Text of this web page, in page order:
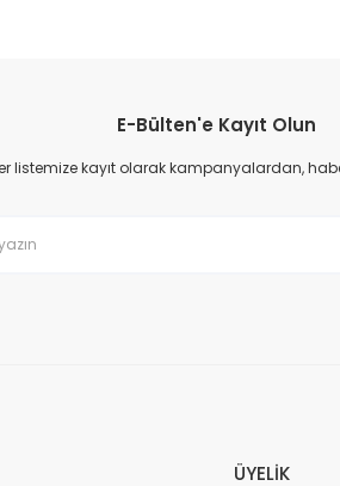
bozuk veya görüntülenemiyor.
eksik bilgiler bulunuyor.
E-Bülten'e Kayıt Olun
listemize kayıt olarak kampanyalardan,
ÜYELİK